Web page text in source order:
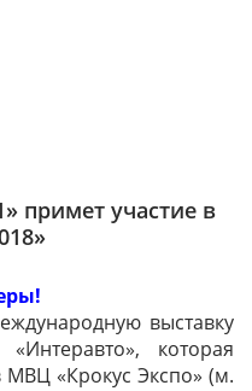
примет участие в
выставку
которая
МВЦ «Крокус Экспо» (м.